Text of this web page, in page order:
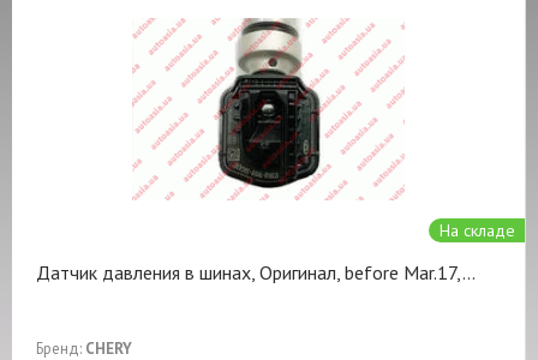
На складе
Датчик давления в шинах, Оригинал, before Mar.17, ...
Бренд: CHERY